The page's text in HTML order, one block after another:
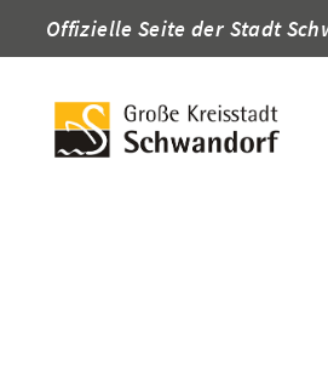
Offizielle Seite der Stadt